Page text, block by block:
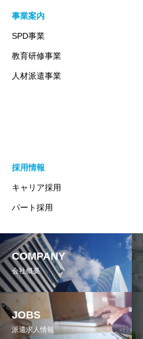
事業案内
SPD事業
教育研修事業
人材派遣事業
採用情報
キャリア採用
パート採用
COMPANY
会社概要
JOBS
派遣求人情報